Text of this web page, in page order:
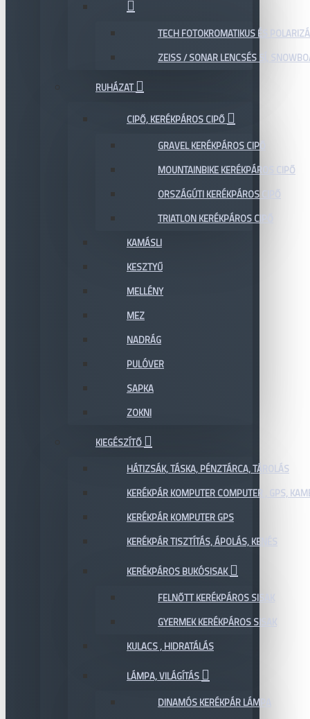
TECH FOTOKROMATIKUS ÉS
ZEISS / SONAR LENCSÉS SÍ,
RUHÁZAT
CIPŐ, KERÉKPÁROS CIPŐ
GRAVEL KERÉKPÁROS CIPŐ
MOUNTAINBIKE KERÉKPÁROS CIPŐ
ORSZÁGÚTI KERÉKPÁROS CIPŐ
TRIATLON KERÉKPÁROS CIPŐ
KAMÁSLI
KESZTYŰ
MELLÉNY
MEZ
NADRÁG
PULÓVER
SAPKA
ZOKNI
KIEGÉSZÍTŐ
HÁTIZSÁK, TÁSKA, PÉNZTÁRCA, TÁROLÁS
KERÉKPÁR KOMPUTER COMPUTER , GPS,
KERÉKPÁR KOMPUTER GPS
KERÉKPÁR TISZTÍTÁS, ÁPOLÁS, KENÉS
KERÉKPÁROS BUKÓSISAK
FELNŐTT KERÉKPÁROS SISAK
GYERMEK KERÉKPÁROS SISAK
KULACS , HIDRATÁLÁS
LÁMPA, VILÁGÍTÁS
DINAMÓS KERÉKPÁR LÁMPA